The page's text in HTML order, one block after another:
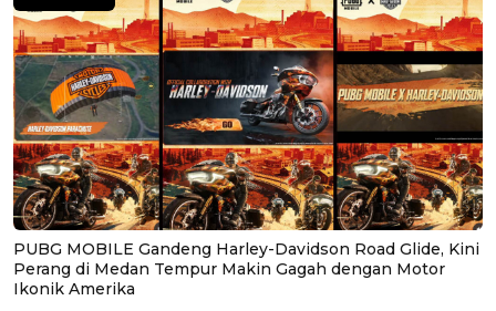
PUBG MOBILE Gandeng Harley-Davidson Road Glide, Kini
Perang di Medan Tempur Makin Gagah dengan Motor
Ikonik Amerika